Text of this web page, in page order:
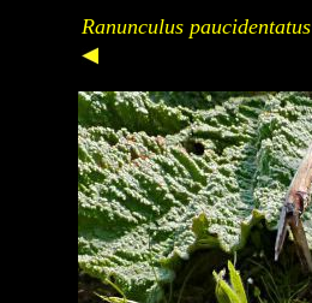
Ranunculus paucidentatus